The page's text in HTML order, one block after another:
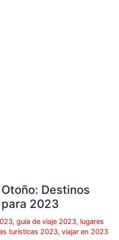
Destinos
2023
, guía de viaje 2023, lugares
turísticas 2023, viajar en 2023